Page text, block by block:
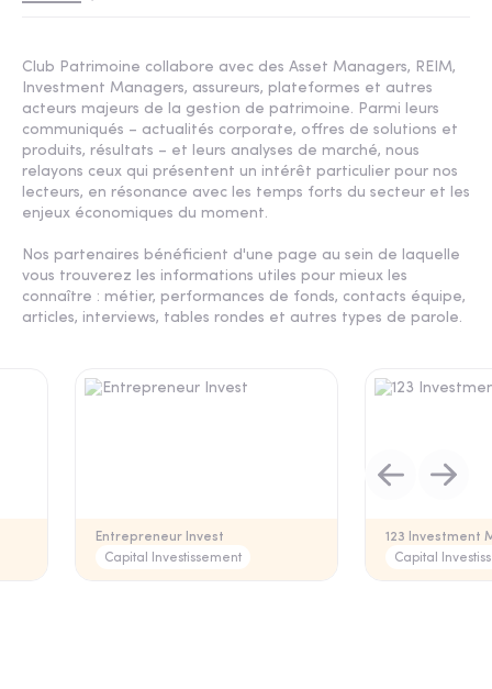
Club Patrimoine collabore avec des Asset Managers, REIM,
Investment Managers, assureurs, plateformes et autres
acteurs majeurs de la gestion de patrimoine. Parmi leurs
communiqués – actualités corporate, offres de solutions et
produits, résultats – et leurs analyses de marché, nous
relayons ceux qui présentent un intérêt particulier pour nos
lecteurs, en résonance avec les temps forts du secteur et les
enjeux économiques du moment.
Nos partenaires bénéficient d'une page au sein de laquelle
vous trouverez les informations utiles pour mieux les
connaître : métier, performances de fonds, contacts équipe,
articles, interviews, tables rondes et autres types de parole.
Entrepreneur Invest
Capital Investissement
123 Investment
Capital